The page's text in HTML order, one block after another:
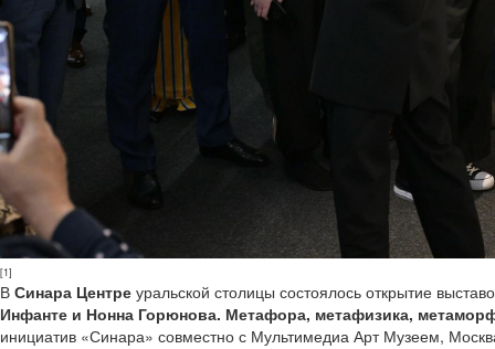
[1]
В Синара Центре уральской столицы состоялось открытие
Инфанте и Нонна Горюнова. Метафора, метафизика,
инициатив «Синара» совместно с Мультимедиа Арт Музеем,